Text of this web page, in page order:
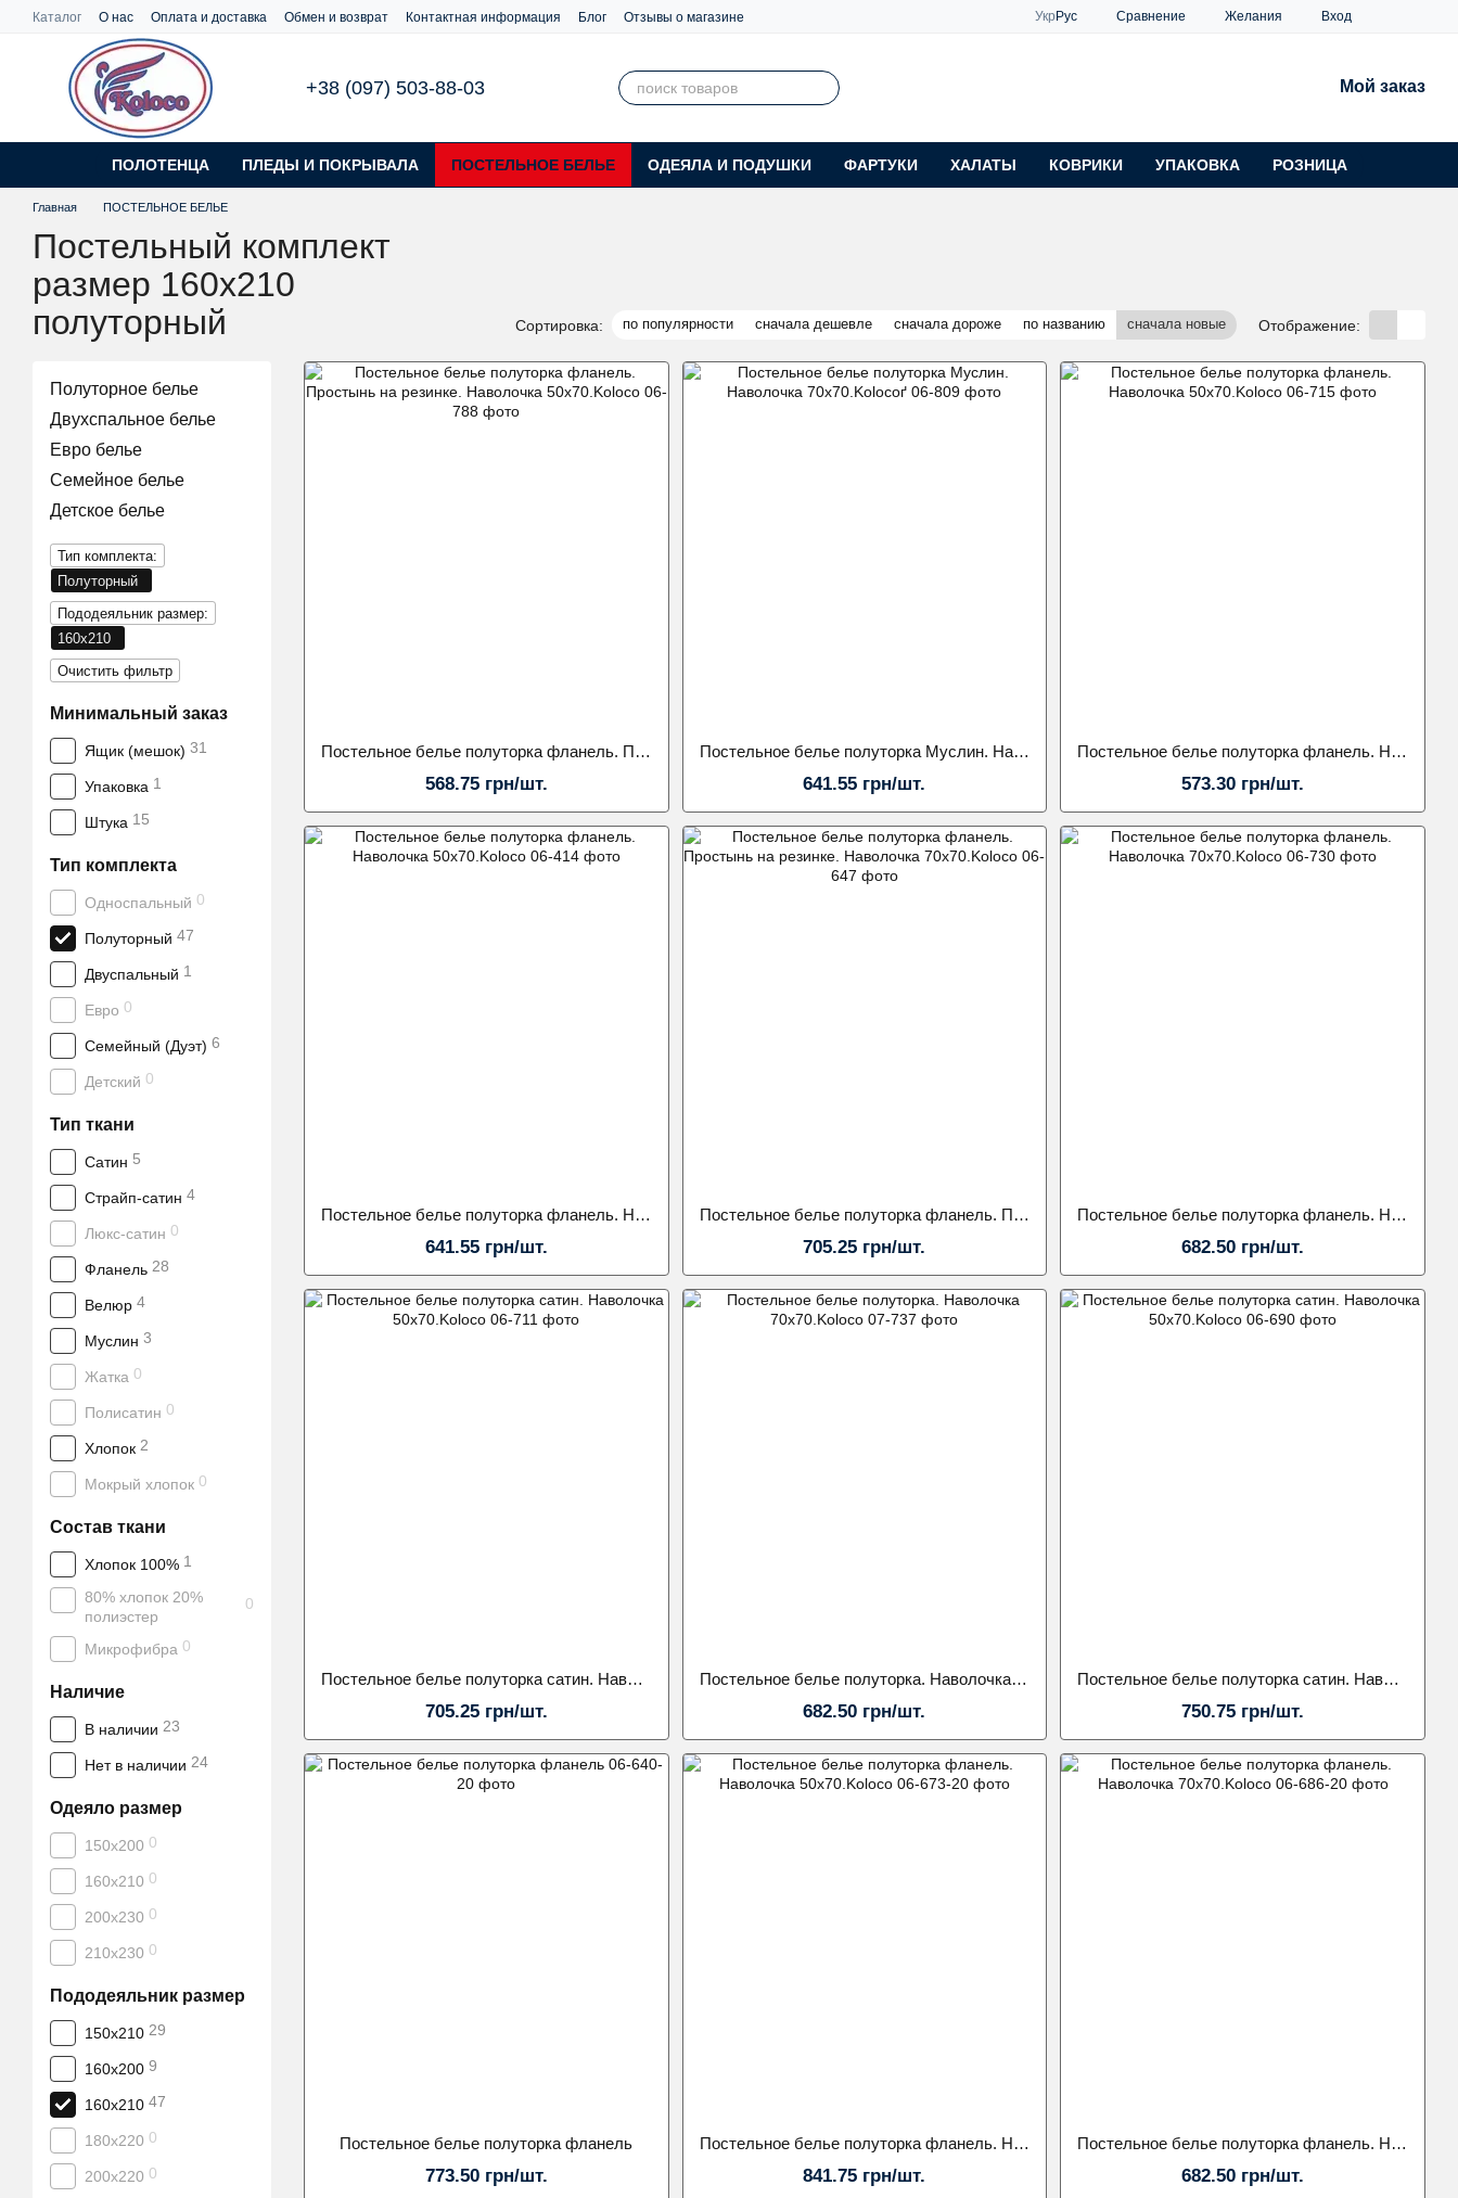
Перейти к основному контенту
Каталог О нас Оплата и доставка Обмен и возврат Контактная информация Блог Отзывы о магазине Укр Рус Сравнение Желания Вход
+38 (097) 503-88-03 Мой заказ
ПОЛОТЕНЦА ПЛЕДЫ И ПОКРЫВАЛА ПОСТЕЛЬНОЕ БЕЛЬЕ ОДЕЯЛА И ПОДУШКИ ФАРТУКИ ХАЛАТЫ КОВРИКИ УПАКОВКА РОЗНИЦА
Главная ПОСТЕЛЬНОЕ БЕЛЬЕ
Постельный комплект
размер 160х210
полуторный
Сортировка: по популярности сначала дешевле сначала дороже по названию сначала новые Отображение:
Постельное белье полуторка фланель. Простынь на резинке. Наволочка 50х70.Koloco
568.75 грн/шт.
Постельное белье полуторка Муслин. Наволочка 70х70.Kolocoґ
641.55 грн/шт.
Постельное белье полуторка фланель. Наволочка 50х70.Koloco
573.30 грн/шт.
Постельное белье полуторка фланель. Наволочка 50х70.Koloco
641.55 грн/шт.
Постельное белье полуторка фланель. Простынь на резинке. Наволочка 70х70.Koloco
705.25 грн/шт.
Постельное белье полуторка фланель. Наволочка 70х70.Koloco
682.50 грн/шт.
Постельное белье полуторка сатин. Наволочка 50х70.Koloco
705.25 грн/шт.
Постельное белье полуторка. Наволочка 70х70.Koloco
682.50 грн/шт.
Постельное белье полуторка сатин. Наволочка 50х70.Koloco
750.75 грн/шт.
Постельное белье полуторка фланель
773.50 грн/шт.
Постельное белье полуторка фланель. Наволочка 50х70.Koloco
841.75 грн/шт.
Постельное белье полуторка фланель. Наволочка 70х70.Koloco
682.50 грн/шт.
Полуторное белье
Двухспальное белье
Евро белье
Семейное белье
Детское белье
Тип комплекта:
Полуторный
Пододеяльник размер:
160x210
Очистить фильтр
Минимальный заказ
Ящик (мешок) 31
Упаковка 1
Штука 15
Тип комплекта
Односпальный 0
Полуторный 47
Двуспальный 1
Евро 0
Семейный (Дуэт) 6
Детский 0
Тип ткани
Сатин 5
Страйп-сатин 4
Люкс-сатин 0
Фланель 28
Велюр 4
Муслин 3
Жатка 0
Полисатин 0
Хлопок 2
Мокрый хлопок 0
Состав ткани
Хлопок 100% 1
80% хлопок 20%
полиэстер
0
Микрофибра 0
Наличие
В наличии 23
Нет в наличии 24
Одеяло размер
150х200 0
160х210 0
200х230 0
210х230 0
Пододеяльник размер
150х210 29
160х200 9
160x210 47
180х220 0
200х220 0